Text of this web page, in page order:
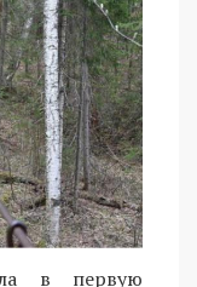
в первую